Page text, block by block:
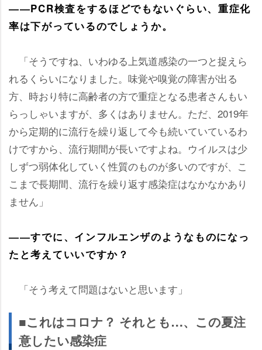
――PCR検査をするほどでもないぐらい、重症化
率は下がっているのでしょうか。
「そうですね、いわゆる上気道感染の一つと捉えら
れるくらいになりました。味覚や嗅覚の障害が出る
方、時おり特に高齢者の方で重症となる患者さんもい
らっしゃいますが、多くはありません。ただ、2019年
から定期的に流行を繰り返して今も続いていているわ
けですから、流行期間が長いですよね。ウイルスは少
しずつ弱体化していく性質のものが多いのですが、こ
こまで長期間、流行を繰り返す感染症はなかなかあり
ません」
――すでに、インフルエンザのようなものになっ
たと考えていいですか？
「そう考えて問題はないと思います」
■これはコロナ？ それとも…、この夏注
意したい感染症